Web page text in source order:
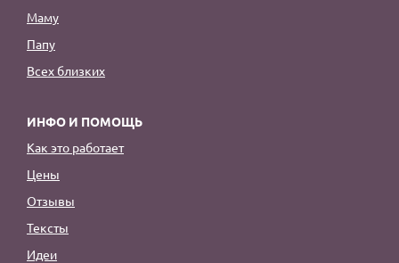
Маму
Папу
Всех близких
ИНФО И ПОМОЩЬ
Как это работает
Цены
Отзывы
Тексты
Идеи